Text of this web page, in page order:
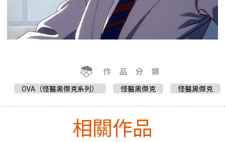
OVA（怪醫黑傑克系列） 怪醫黑傑克 怪醫黑傑克
相關作品